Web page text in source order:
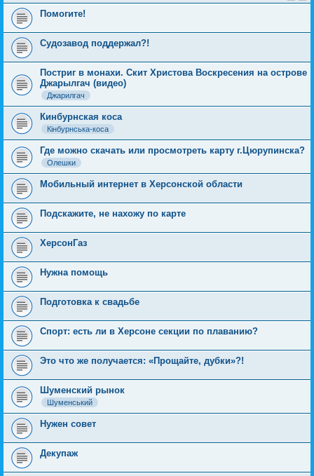
Помогите!
Судозавод поддержал?!
Постриг в монахи. Скит Христова Воскресения на острове
Джарылгач (видео)
Джарилгач
Кинбурнская коса
Кінбурнська-коса
Где можно скачать или просмотреть карту г.Цюрупинска?
Олешки
Мобильный интернет в Херсонской области
Подскажите, не нахожу по карте
ХерсонГаз
Нужна помощь
Подготовка к свадьбе
Спорт: есть ли в Херсоне секции по плаванию?
Это что же получается: «Прощайте, дубки»?!
Шуменский рынок
Шуменський
Нужен совет
Декупаж